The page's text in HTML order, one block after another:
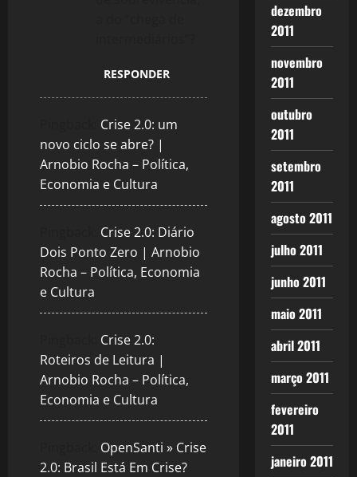
RESPONDER
Crise 2.0: um
novo ciclo se abre? |
Arnobio Rocha – Política,
Economia e Cultura
Crise 2.0: Diário
Dois Ponto Zero | Arnobio
Rocha – Política, Economia
e Cultura
Crise 2.0:
Roteiros de Leitura |
Arnobio Rocha – Política,
Economia e Cultura
OpenSanti » Crise
2.0: Brasil Está Em Crise?
dezembro
2011
novembro
2011
outubro
2011
setembro
2011
agosto 2011
julho 2011
junho 2011
maio 2011
abril 2011
março 2011
fevereiro
2011
janeiro 2011